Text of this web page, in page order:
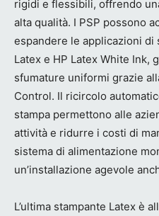
rigidi e flessibili, offrendo
alta qualità. I PSP possono
espandere le applicazioni di
Latex e HP Latex White Ink,
sfumature uniformi grazie
Control. Il ricircolo
stampa permettono alle
attività e ridurre i costi di
sistema di alimentazione
un’installazione agevole
L’ultima stampante Latex è